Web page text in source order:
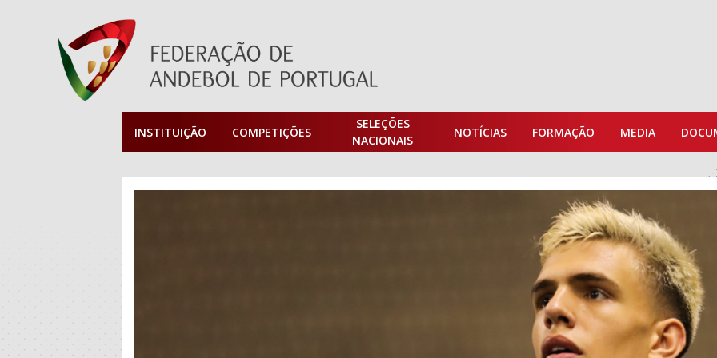
INSTITUIÇÃO COMPETIÇÕES
SELEÇÕES
NACIONAIS
NOTÍCIAS FORMAÇÃO MEDIA